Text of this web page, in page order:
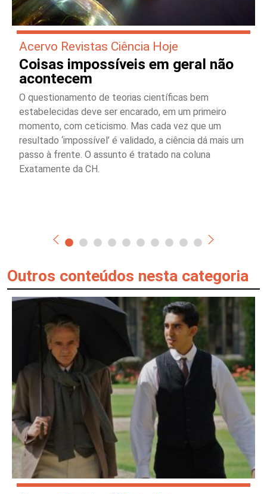
Acervo Revistas Ciência Hoje
Coisas impossíveis em geral não
acontecem
O questionamento de teorias científicas bem
estabelecidas deve ser encarado, em um primeiro
momento, com ceticismo. Mas cada vez que um
resultado ‘impossível’ é validado, a ciência dá mais um
passo à frente. O assunto é tratado na coluna
Exatamente da CH.
Outros conteúdos nesta categoria